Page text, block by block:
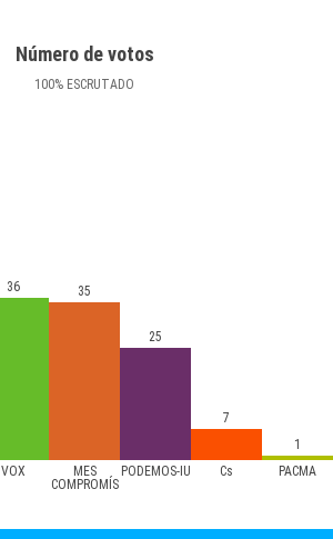
Número de votos
100% ESCRUTADO
VOX
MÉS
COMPROMÍS
PODEMOS-IU Cs PACMA
36 35
25
7
1